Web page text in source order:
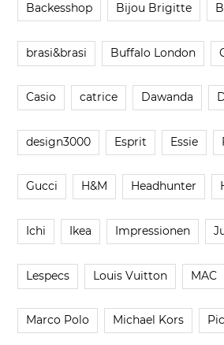
Backesshop Bijou Brigitte
brasi&brasi Buffalo London
Casio catrice Dawanda
design3000 Esprit Essie
Gucci H&M Headhunter
Ichi Ikea Impressionen
Lespecs Louis Vuitton MAC
Marco Polo Michael Kors